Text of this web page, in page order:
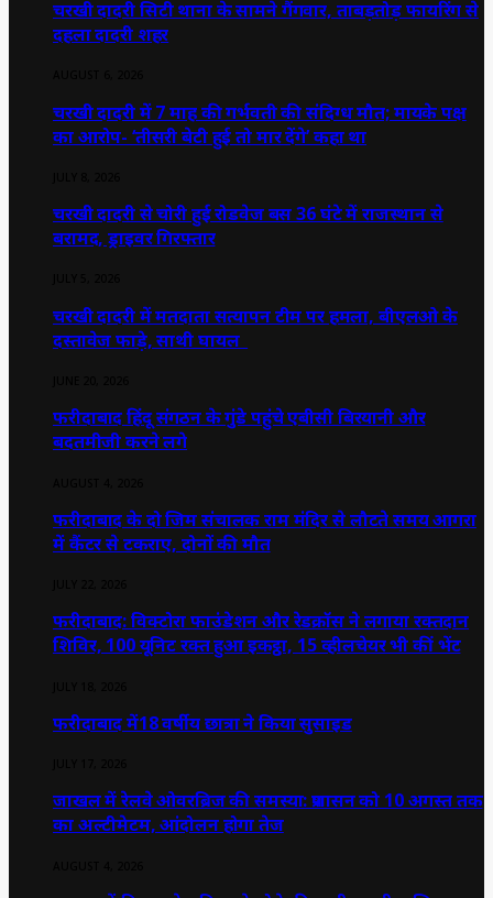
चरखी दादरी सिटी थाना के सामने गैंगवार, ताबड़तोड़ फायरिंग से
दहला दादरी शहर
चरखी दादरी में 7 माह की गर्भवती की संदिग्ध मौत; मायके पक्ष
का आरोप- ‘तीसरी बेटी हुई तो मार देंगे’ कहा था
चरखी दादरी से चोरी हुई रोडवेज बस 36 घंटे में राजस्थान से
बरामद, ड्राइवर गिरफ्तार
चरखी दादरी में मतदाता सत्यापन टीम पर हमला, बीएलओ के
दस्तावेज फाड़े, साथी घायल
फरीदाबाद हिंदू संगठन के गुंडे पहुंचे एबीसी बिरयानी और
बदतमीजी करने लगे
फरीदाबाद के दो जिम संचालक राम मंदिर से लौटते समय आगरा
में कैंटर से टकराए, दोनों की मौत
फरीदाबाद: विक्टोरा फाउंडेशन और रेडक्रॉस ने लगाया रक्तदान
शिविर, 100 यूनिट रक्त हुआ इकट्ठा, 15 व्हीलचेयर भी कीं भेंट
फरीदाबाद में18 वर्षीय छात्रा ने किया सुसाइड
जाखल में रेलवे ओवरब्रिज की समस्या: प्रशासन को 10 अगस्त तक
का अल्टीमेटम, आंदोलन होगा तेज